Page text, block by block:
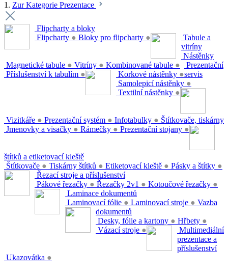
1. Zur Kategorie Prezentace
Flipcharty a bloky
Flipcharty ● Bloky pro flipcharty ●
Tabule a
vitríny
Magnetické tabule ● Vitríny ● Kombinované tabule ●
Příslušenství k tabulím ●
Nástěnky
Korkové nástěnky ●
Samolepicí nástěnky ●
Textilní nástěnky ●
Prezentační
servis
Vizitkáře ● Prezentační systém ● Infotabulky ●
Jmenovky a visačky ● Rámečky ● Prezentační stojany ●
Štítkovače, tiskárny
štítků a etiketovací kleště
Štítkovače ● Tiskárny štítků ● Etiketovací kleště ● Pásky a štítky ●
Řezací stroje a příslušenství
Pákové řezačky ● Řezačky 2v1 ● Kotoučové řezačky ●
Laminace dokumentů
Laminovací fólie ● Laminovací stroje ● Vazba
dokumentů
Desky, fólie a kartony ● Hřbety ●
Vázací stroje ●
Multimediální
prezentace a
příslušenství
Ukazovátka ●